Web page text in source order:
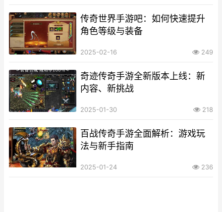
传奇世界手游吧：如何快速提升
角色等级与装备
2025-02-16 249
奇迹传奇手游全新版本上线：新
内容、新挑战
2025-01-30 218
百战传奇手游全面解析：游戏玩
法与新手指南
2025-01-24 236